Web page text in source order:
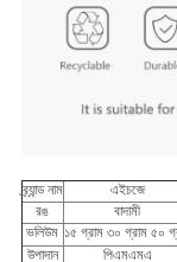
ব্র্যান্ড নাম
এইচজে
রঙ
বাদামী
ভলিউম ১৫ গ্রাম ৩০ গ্রাম ৫০
উপাদান
পিএমএমএ